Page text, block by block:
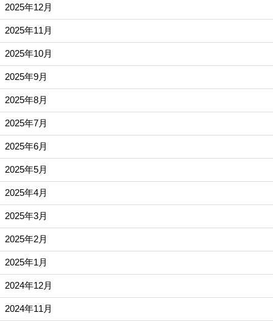
2025年12月
2025年11月
2025年10月
2025年9月
2025年8月
2025年7月
2025年6月
2025年5月
2025年4月
2025年3月
2025年2月
2025年1月
2024年12月
2024年11月